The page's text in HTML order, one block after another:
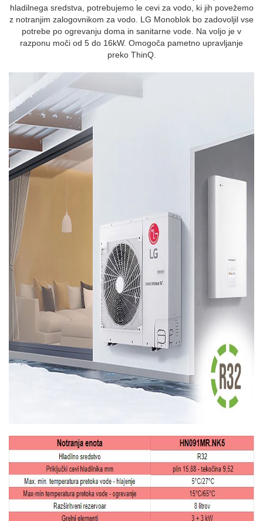
hladilnega sredstva, potrebujemo le cevi za vodo, ki jih povežemo
z notranjim zalogovnikom za vodo. LG Monoblok bo zadovoljil vse
potrebe po ogrevanju doma in sanitarne vode. Na voljo je v
razponu moči od 5 do 16kW. Omogoča pametno upravljanje
preko ThinQ.